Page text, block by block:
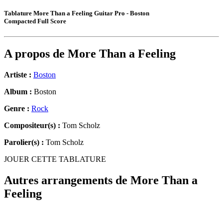
Tablature More Than a Feeling Guitar Pro - Boston
Compacted Full Score
A propos de More Than a Feeling
Artiste : Boston
Album : Boston
Genre : Rock
Compositeur(s) : Tom Scholz
Parolier(s) : Tom Scholz
JOUER CETTE TABLATURE
Autres arrangements de More Than a
Feeling